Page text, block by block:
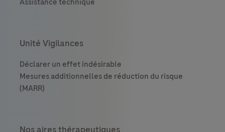
Unité Vigilances
Nos aires thérapeutiques